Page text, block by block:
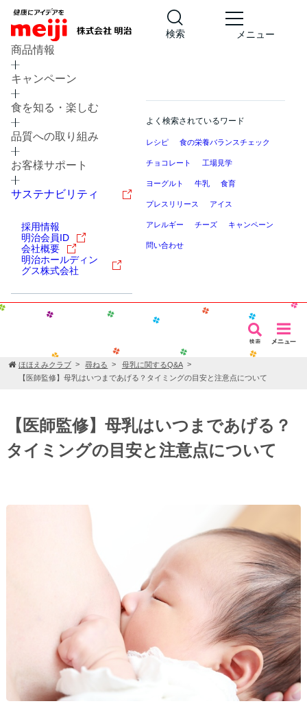
検索 メニュー
商品情報
キャンペーン
食を知る・楽しむ
品質への取り組み
お客様サポート
サステナビリティ
採用情報
明治会員ID
会社概要
明治ホールディン
グス株式会社
よく検索されているワード
レシピ 食の栄養バランスチェック
チョコレート 工場見学
ヨーグルト 牛乳 食育
プレスリリース アイス
アレルギー チーズ キャンペーン
問い合わせ
ほほえみクラブ 尋ねる
母乳に関するQ&A
【医師監修】母乳はいつまであげる？タイミングの目安と注意点について
【医師監修】母乳はいつまであげる？
タイミングの目安と注意点について